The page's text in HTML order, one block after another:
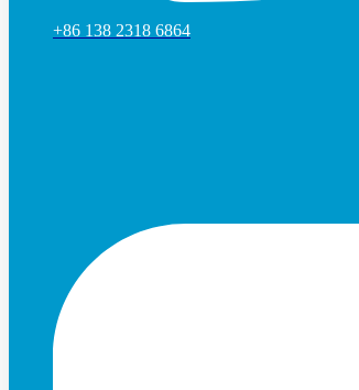
+86 138 2318 6864